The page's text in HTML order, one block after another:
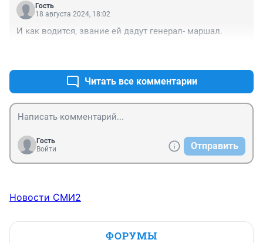
Гость
18 августа 2024, 18:02
И как водится, звание ей дадут генерал- маршал.
Читать все комментарии
Гость
Войти
Отправить
Новости СМИ2
ФОРУМЫ